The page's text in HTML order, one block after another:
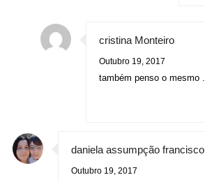
cristina Monteiro
Outubro 19, 2017
também penso o mesmo .
daniela assumpção francisco
Outubro 19, 2017